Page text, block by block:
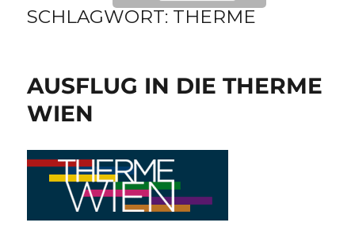
SCHLAGWORT: THERME
AUSFLUG IN DIE THERME
WIEN